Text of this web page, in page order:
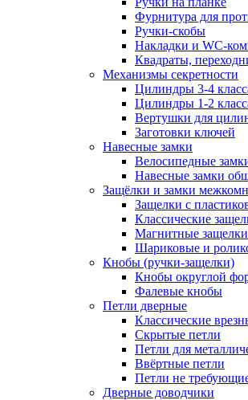
Фурнитура для
Ручки-скобы
Накладки и WC-
Квадраты,
Механизмы секретности
Цилиндры 3-4
Цилиндры 1-2
Вертушки для
Заготовки ключей
Навесные замки
Велосипедные
Навесные замки
Защёлки и замки
Защелки с
Классические
Магнитные защелки
Шариковые и
Кнобы (ручки-защелки)
Кнобы округлой
Фалевые кнобы
Петли дверные
Классические
Скрытые петли
Петли для
Ввёртные петли
Петли не
Дверные доводчики